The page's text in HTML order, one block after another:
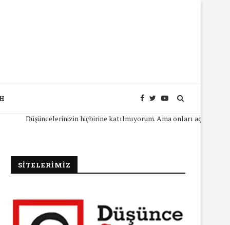
Düşüncelerinizin hiçbirine katılmıyorum. Ama onları açıkça ifade
SİTELERİMİZ